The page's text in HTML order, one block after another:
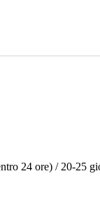
24 ore) / 20-25